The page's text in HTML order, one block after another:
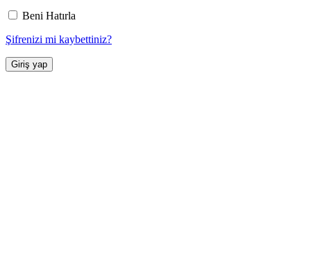
Beni Hatırla
Şifrenizi mi kaybettiniz?